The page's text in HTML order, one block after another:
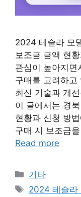
2024 테슬라 모
보조금 금액 현
관심이 높아지면
구매를 고려하
최신 기술과 개
이 글에서는 경
현황과 신청 방
구매 시 보조금
Read more
Categories
기타
Tags
2024 테슬라